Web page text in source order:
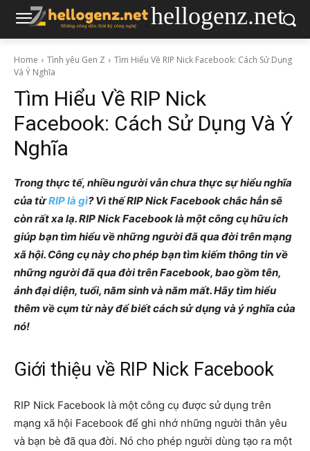
hellogenz.net
Home Tình yêu Gen Z
Tìm Hiểu Về RIP Nick Facebook: Cách Sử Dụng
Và Ý Nghĩa
Tìm Hiểu Về RIP Nick
Facebook: Cách Sử Dụng Và Ý
Nghĩa
Trong thực tế, nhiều người vẫn chưa thực sự hiểu nghĩa
của từRIP là gì? Vì thế RIP Nick Facebook chắc hẳn sẽ
còn rất xa lạ. RIP Nick Facebook là một công cụ hữu ích
giúp bạn tìm hiểu về những người đã qua đời trên mạng
xã hội. Công cụ này cho phép bạn tìm kiếm thông tin về
những người đã qua đời trên Facebook, bao gồm tên,
ảnh đại diện, tuổi, năm sinh và năm mất. Hãy tìm hiểu
thêm về cụm từ này để biết cách sử dụng và ý nghĩa của
nó!
Giới thiệu về RIP Nick Facebook
RIP Nick Facebook là một công cụ được sử dụng trên
mạng xã hội Facebook để ghi nhớ những người thân yêu
và bạn bè đã qua đời. Nó cho phép người dùng tạo ra một